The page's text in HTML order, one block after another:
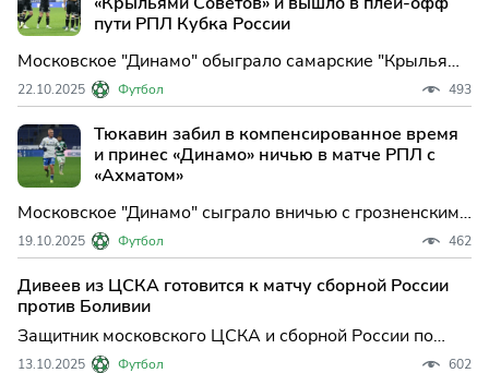
пути РПЛ Кубка России
Московское "Динамо" обыграло самарские "Крылья
Советов" в матче заключительного, шестого тура
группового этапа пути РПЛ Кубка России по футболу.
Встреча группы B в Москв...
22.10.2025 Футбол 493
Тюкавин забил в компенсированное время
и принес «Динамо» ничью в матче РПЛ с
«Ахматом»
Московское "Динамо" сыграло вничью с грозненским
"Ахматом" в матче 12-го тура Российской премьер-
лиги (РПЛ). Встреча в Москве завершилась со счетом
2:2. В составе хозяев...
19.10.2025 Футбол 462
Дивеев из ЦСКА готовится к матчу сборной России
против Боливии
Защитник московского ЦСКА и сборной России по
футболу Игорь Дивеев принимает участие в
13.10.2025 Футбол 602